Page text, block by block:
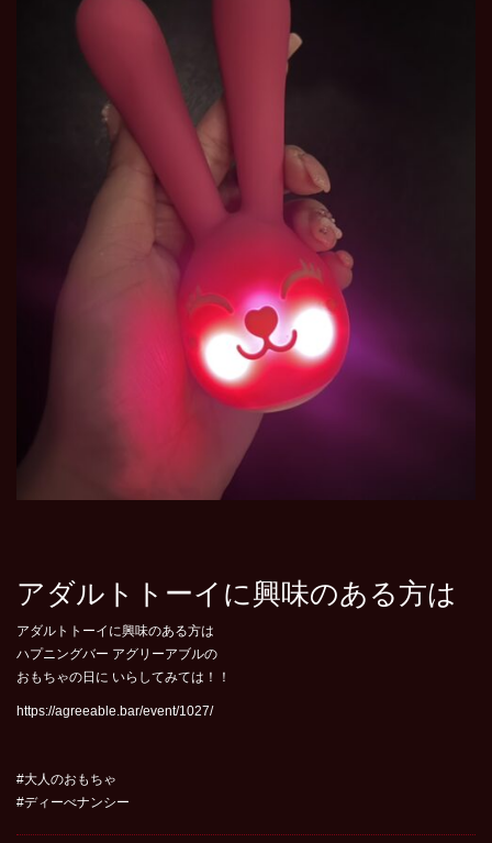
アダルトトーイに興味のある方は
アダルトトーイに興味のある方は
ハプニングバー アグリーアブルの
おもちゃの日に いらしてみては！！
https://agreeable.bar/event/1027/
#大人のおもちゃ
#ディーべナンシー